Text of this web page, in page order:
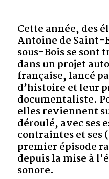
Cette année, des
Antoine de Saint-
sous-Bois se sont
dans un projet
française, lancé
d’histoire et leur
documentaliste.
elles reviennent
déroulé, avec ses
contraintes et ses
premier épisode
depuis la mise à
sonore.